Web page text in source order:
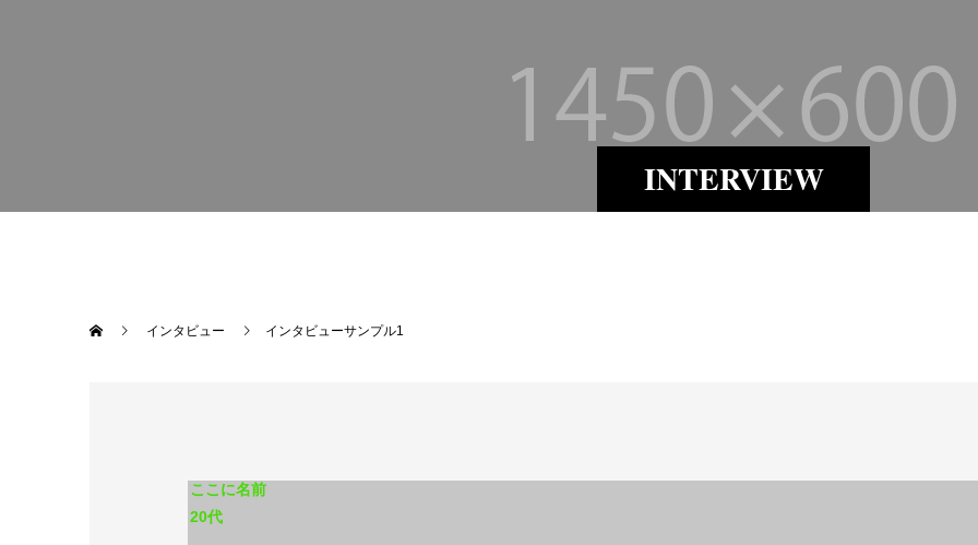
INTERVIEW
インタビュー インタビューサンプル1
ここに名前
20代